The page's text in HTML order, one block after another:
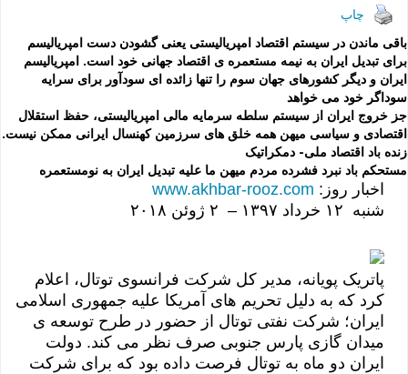
e
b
o
o
k
d
o
n
gr
a
m
ri
e
n
dl
y
e
چاپ
باقی ماندن در سیستم اقتصاد امپریالیستی یعنی گشودن دست امپریالیسم
برای تبدیل ایران به نیمه مستعمره ی اقتصاد جهانی خود است. امپریالیسم
ایران و دیگر کشورهای جهان سوم را تنها زائده ای سودآور برای سرایه
سوداگر خود می خواهد
جز خروج ایران از سیستم سلطه سرمایه مالی امپریالیستی، حفظ استقلال
اقتصادی و سیاسی میهن همه خلق های سرزمین کهنسال ایرانی ممکن نیست.
زنده باد اقتصاد ملی- دمکراتیک
مستحکم باد نبرد فشرده مردم میهن ما علیه تبدیل ایران به نومستعمره
اخبار روز: www.akhbar-rooz.com
شنبه ۱۲ خرداد ۱٣۹۷ – ۲ ژوئن ۲۰۱٨
پاتریک پویانه، مدیر کل شرکت فرانسوی توتال، اعلام
کرد که به دلیل تحریم های آمریکا علیه جمهوری اسلامی
ایران؛ شرکت نفتی توتال از حضور در طرح توسعه ی
میدان گازی پارس جنوبی صرف نظر می کند. دولت
ایران دو ماه به توتال فرصت داده بود که برای شرکت